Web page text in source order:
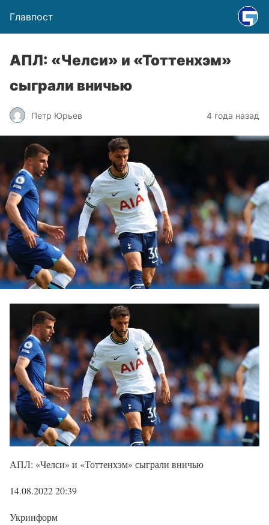
Главпост
АПЛ: «Челси» и «Тоттенхэм»
сыграли вничью
Петр Юрьев 4 года назад
АПЛ: «Челси» и «Тоттенхэм» сыграли вничью
14.08.2022 20:39
Укринформ